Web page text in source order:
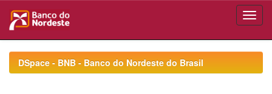
navigationDSpace - BNB - Banco do Nordeste do Brasil